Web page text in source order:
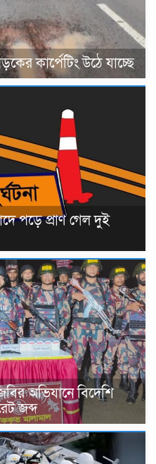
কার্পেটিং উঠে যাচ্ছে
পড়ে প্রাণ গেল দুই
অভিযানে বিদেশি
জব্দ